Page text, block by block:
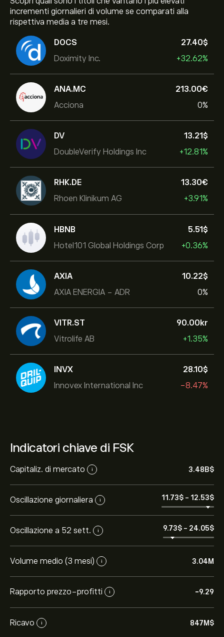
incrementi giornalieri di volume se comparati alla
rispettiva media a tre mesi.
DOCS
Doximity Inc.
27.40‎$‎
+32.62%
ANA.MC
Acciona
213.00‎€‎
0%
DV
DoubleVerify Holdings Inc
13.21‎$‎
+12.81%
RHK.DE
Rhoen Klinikum AG
13.30‎€‎
+3.91%
HBNB
Hotel101 Global Holdings Corp
5.51‎$‎
+0.36%
AXIA
AXIA ENERGIA - ADR
10.22‎$‎
0%
VITR.ST
Vitrolife AB
90.00‎kr‎
+1.35%
INVX
Innovex International Inc
28.10‎$‎
-8.47%
Indicatori chiave di FSK
Capitaliz. di mercato i 3.48B‎$‎
Oscillazione giornaliera i 11.73‎$‎ - 12.53‎$‎
Oscillazione a 52 sett. i 9.73‎$‎ - 24.05‎$‎
Volume medio (3 mesi) i 3.04M
Rapporto prezzo-profitti i -9.29
Ricavo i 847M‎$‎